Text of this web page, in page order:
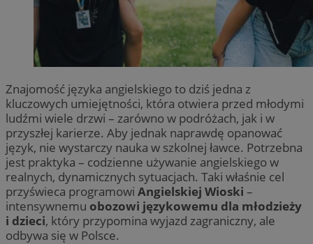
Znajomość języka angielskiego to dziś jedna z
kluczowych umiejętności, która otwiera przed młodymi
ludźmi wiele drzwi – zarówno w podróżach, jak i w
przyszłej karierze. Aby jednak naprawdę opanować
język, nie wystarczy nauka w szkolnej ławce. Potrzebna
jest praktyka – codzienne używanie angielskiego w
realnych, dynamicznych sytuacjach. Taki właśnie cel
przyświeca programowi Angielskiej Wioski –
intensywnemu obozowi językowemu dla młodzieży
i dzieci, który przypomina wyjazd zagraniczny, ale
odbywa się w Polsce.